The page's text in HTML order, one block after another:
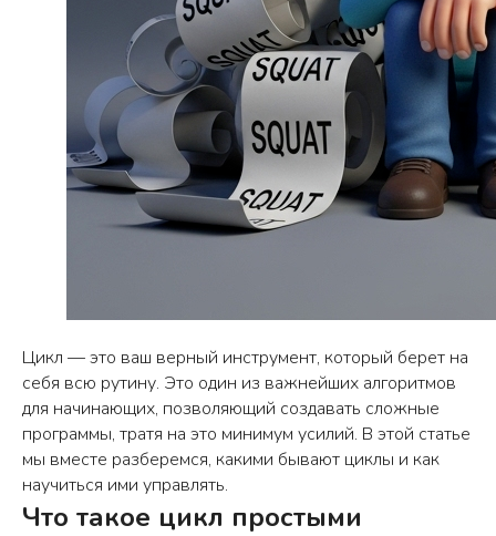
Цикл — это ваш верный инструмент, который берет на
себя всю рутину. Это один из важнейших алгоритмов
для начинающих, позволяющий создавать сложные
программы, тратя на это минимум усилий. В этой статье
мы вместе разберемся, какими бывают циклы и как
научиться ими управлять.
Что такое цикл простыми